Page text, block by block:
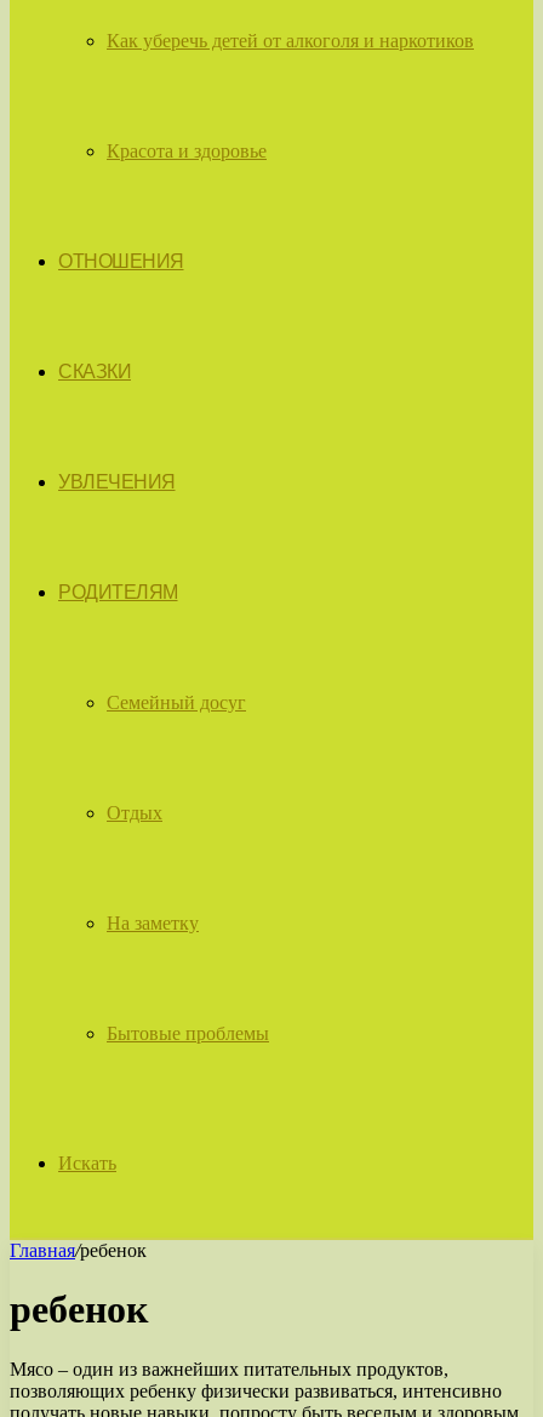
Как уберечь детей от алкоголя и наркотиков
Красота и здоровье
ОТНОШЕНИЯ
СКАЗКИ
УВЛЕЧЕНИЯ
РОДИТЕЛЯМ
Семейный досуг
Отдых
На заметку
Бытовые проблемы
Искать
Главная/ребенок
ребенок
Мясо – один из важнейших питательных продуктов,
позволяющих ребенку физически развиваться, интенсивно
получать новые навыки, попросту быть веселым и здоровым.